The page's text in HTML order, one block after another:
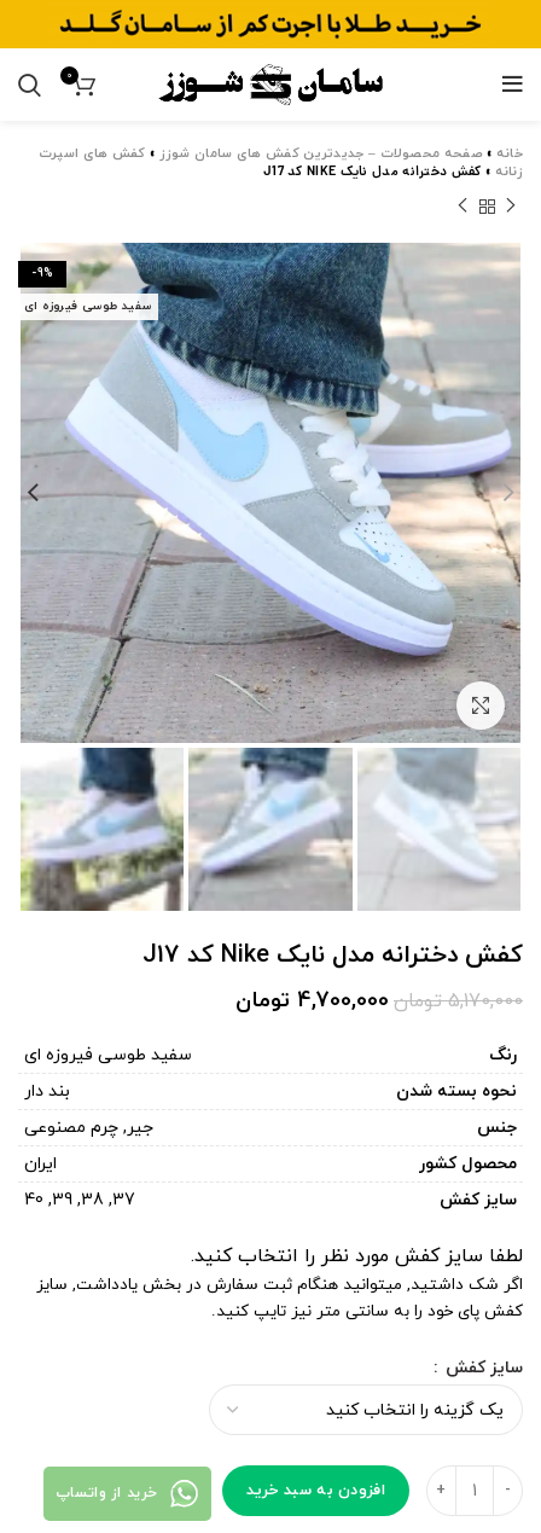
0
خانه » صفحه محصولات – جدیدترین کفش های سامان شوزز » کفش های اسپرت
زنانه » کفش دخترانه مدل نایک NIKE کد J17
-9%
سفید طوسی فیروزه ای
برای بزرگنمایی کلیک کنید
کفش دخترانه مدل نایک Nike کد J17
5,170,000 تومان 4,700,000 تومان
رنگ
سفید طوسی فیروزه ای
نحوه بسته شدن
بند دار
جنس
جیر, چرم مصنوعی
محصول کشور
ایران
سایز کفش
37
,
38
,
39
,
40
لطفا سایز کفش مورد نظر را انتخاب کنید.
اگر شک داشتید, میتوانید هنگام ثبت سفارش در بخش یادداشت, سایز
کفش پای خود را به سانتی متر نیز تایپ کنید.
سایز کفش
افزودن به سبد خرید خرید از واتساپ